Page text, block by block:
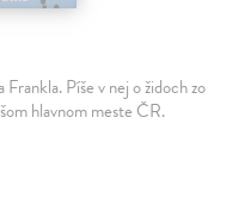
Frankla. Píše v nej o židoch zo
hlavnom meste ČR.